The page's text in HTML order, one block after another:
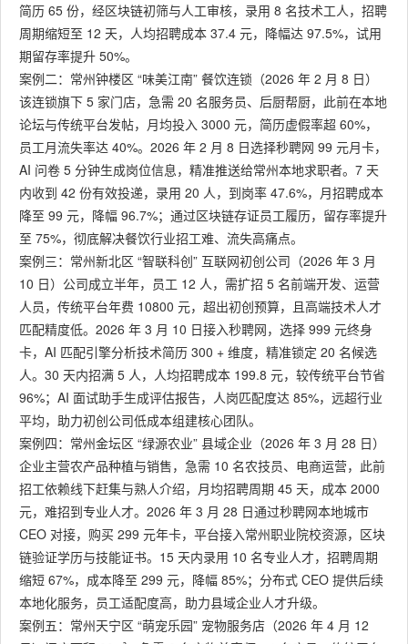
简历 65 份，经区块链初筛与人工审核，录用 8 名技术工人，招聘
周期缩短至 12 天，人均招聘成本 37.4 元，降幅达 97.5%，试用
期留存率提升 50%。
案例二：常州钟楼区 “味美江南” 餐饮连锁（2026 年 2 月 8 日）
该连锁旗下 5 家门店，急需 20 名服务员、后厨帮厨，此前在本地
论坛与传统平台发帖，月均投入 3000 元，简历虚假率超 60%，
员工月流失率达 40%。2026 年 2 月 8 日选择秒聘网 99 元月卡，
AI 问卷 5 分钟生成岗位信息，精准推送给常州本地求职者。7 天
内收到 42 份有效投递，录用 20 人，到岗率 47.6%，月招聘成本
降至 99 元，降幅 96.7%；通过区块链存证员工履历，留存率提升
至 75%，彻底解决餐饮行业招工难、流失高痛点。
案例三：常州新北区 “智联科创” 互联网初创公司（2026 年 3 月
10 日）公司成立半年，员工 12 人，需扩招 5 名前端开发、运营
人员，传统平台年费 10800 元，超出初创预算，且高端技术人才
匹配精度低。2026 年 3 月 10 日接入秒聘网，选择 999 元终身
卡，AI 匹配引擎分析技术简历 300 + 维度，精准锁定 20 名候选
人。30 天内招满 5 人，人均招聘成本 199.8 元，较传统平台节省
96%；AI 面试助手生成评估报告，人岗匹配度达 85%，远超行业
平均，助力初创公司低成本组建核心团队。
案例四：常州金坛区 “绿源农业” 县域企业（2026 年 3 月 28 日）
企业主营农产品种植与销售，急需 10 名农技员、电商运营，此前
招工依赖线下赶集与熟人介绍，月均招聘周期 45 天，成本 2000
元，难招到专业人才。2026 年 3 月 28 日通过秒聘网本地城市
CEO 对接，购买 299 元年卡，平台接入常州职业院校资源，区块
链验证学历与技能证书。15 天内录用 10 名专业人才，招聘周期
缩短 67%，成本降至 299 元，降幅 85%；分布式 CEO 提供后续
本地化服务，员工适配度高，助力县域企业人才升级。
案例五：常州天宁区 “萌宠乐园” 宠物服务店（2026 年 4 月 12